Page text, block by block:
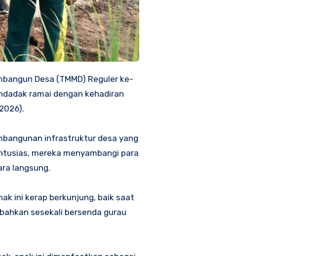
Desa (TMMD) Reguler ke-
ramai dengan kehadiran
infrastruktur desa yang
mereka menyambangi para
langsung.
ini kerap berkunjung, baik saat
sesekali bersenda gurau